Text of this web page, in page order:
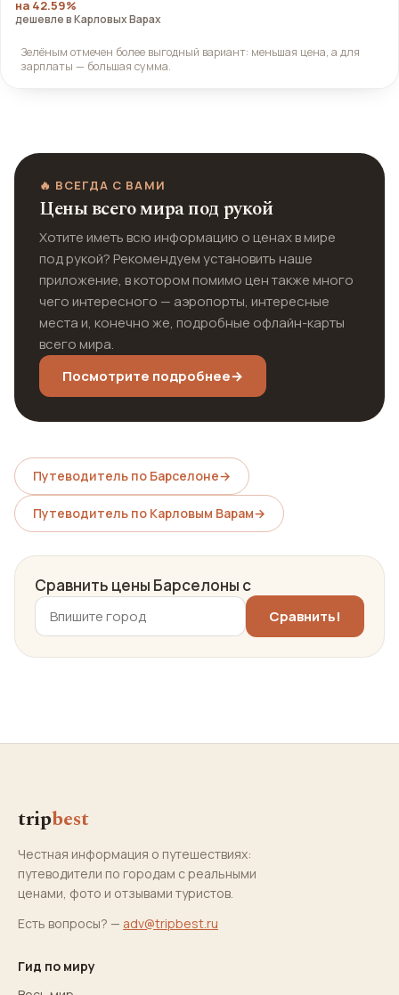
на 42.59%
дешевле в Карловых Варах
Зелёным отмечен более выгодный вариант: меньшая цена, а для
зарплаты — большая сумма.
🔥 ВСЕГДА С ВАМИ
Цены всего мира под рукой
Хотите иметь всю информацию о ценах в мире
под рукой? Рекомендуем установить наше
приложение, в котором помимо цен также много
чего интересного — аэропорты, интересные
места и, конечно же, подробные офлайн-карты
всего мира.
Посмотрите подробнее→
Путеводитель по Барселоне→
Путеводитель по Карловым Варам→
Сравнить цены Барселоны с
tripbest
Честная информация о путешествиях:
путеводители по городам с реальными
ценами, фото и отзывами туристов.
Есть вопросы? — adv@tripbest.ru
Гид по миру